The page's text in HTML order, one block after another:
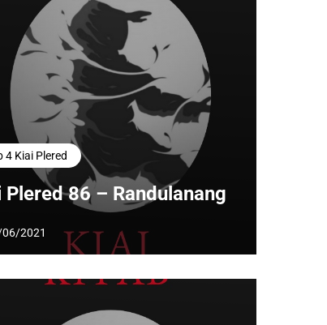
4 Kiai Plered
Plered 86 – Randulanang
2021